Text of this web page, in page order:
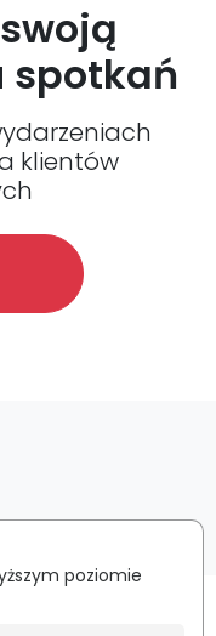
spotkań
klientów
poziomie